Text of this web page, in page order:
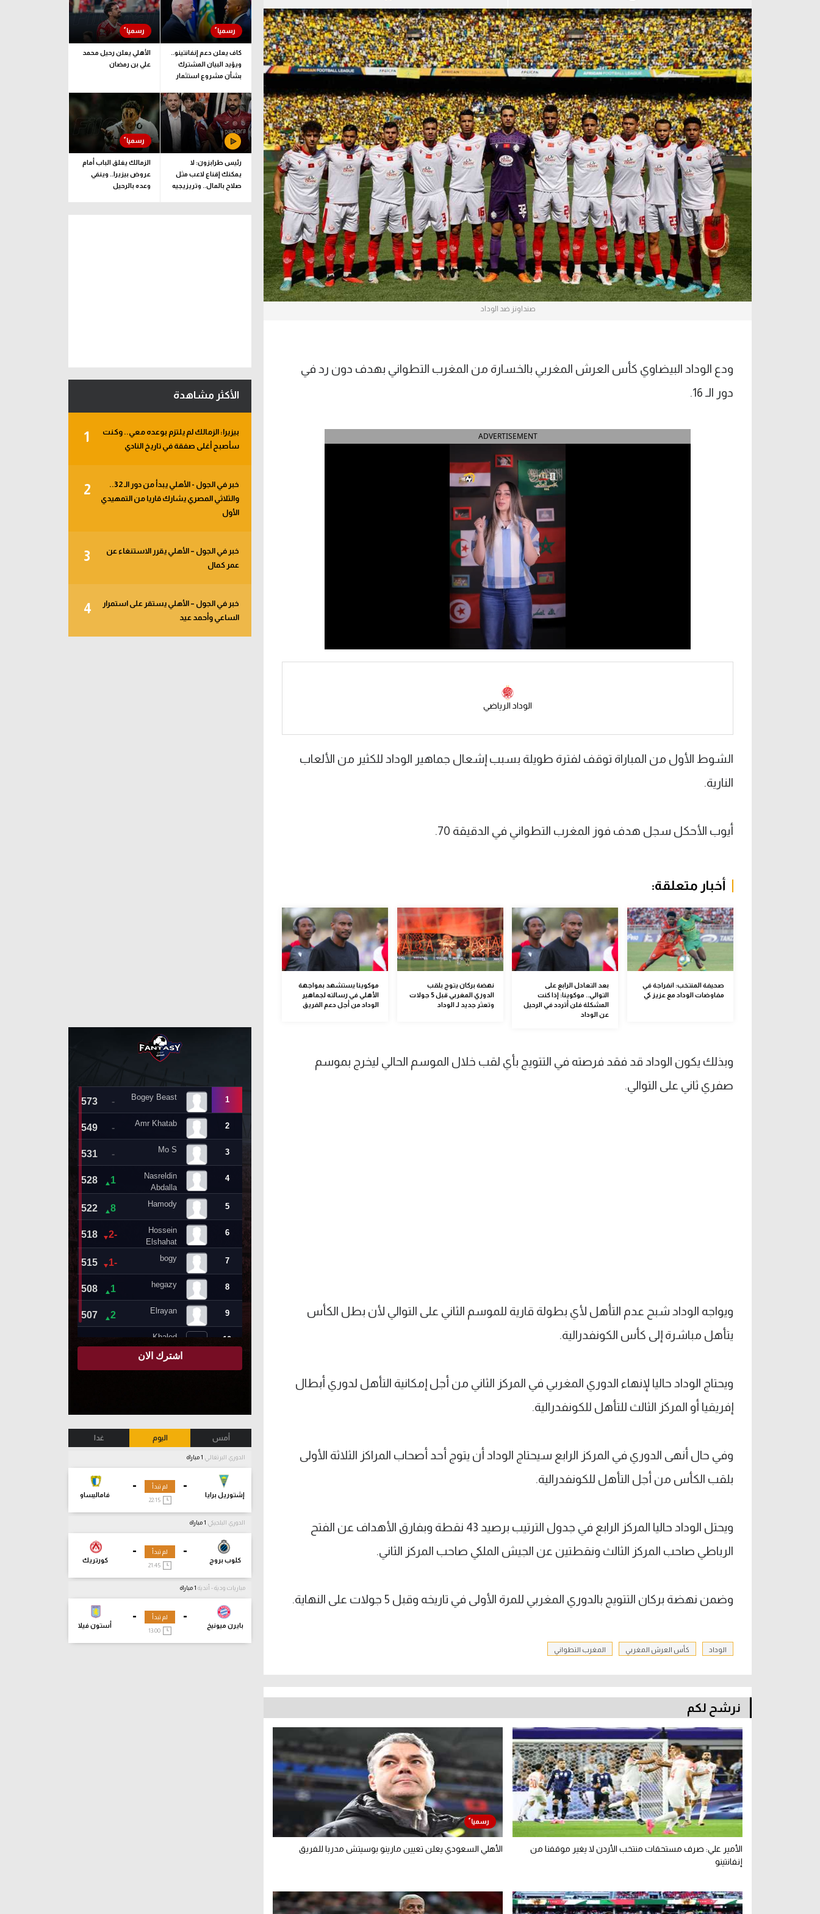
آراء حرة
ركن الألعاب
الدوري السعودي للمحترفين
دوري أبطال أوروبا
دوري أبطال إفريقيا
كل البطولات
دوري أبطال أوروبا
القسم الثاني
رياضات أخرى
آسيا
أمريكا
ركن الألعاب
صنداونز ضد الوداد
ودع الوداد البيضاوي كأس العرش المغربي بالخسارة من المغرب التطواني بهدف دون رد في
دور الـ 16.
ADVERTISEMENT
الوداد الرياضي
الشوط الأول من المباراة توقف لفترة طويلة بسبب إشعال جماهير الوداد للكثير من الألعاب
النارية.
أيوب الأحكل سجل هدف فوز المغرب التطواني في الدقيقة 70.
أخبار متعلقة:
صحيفة المنتخب: انفراجة في
مفاوضات الوداد مع عزيز كي
بعد التعادل الرابع على
التوالي.. موكوينا: إذا كنت
المشكلة فلن أتردد في الرحيل
عن الوداد
نهضة بركان يتوج بلقب
الدوري المغربي قبل 5 جولات
وتعثر جديد لـ الوداد
موكوينا يستشهد بمواجهة
الأهلي في رسالته لجماهير
الوداد من أجل دعم الفريق
وبذلك يكون الوداد قد فقد فرصته في التتويج بأي لقب خلال الموسم الحالي ليخرج بموسم
صفري ثاني على التوالي.
ويواجه الوداد شبح عدم التأهل لأي بطولة قارية للموسم الثاني على التوالي لأن بطل الكأس
يتأهل مباشرة إلى كأس الكونفدرالية.
ويحتاج الوداد حاليا لإنهاء الدوري المغربي في المركز الثاني من أجل إمكانية التأهل لدوري أبطال
إفريقيا أو المركز الثالث للتأهل للكونفدرالية.
وفي حال أنهى الدوري في المركز الرابع سيحتاج الوداد أن يتوج أحد أصحاب المراكز الثلاثة الأولى
بلقب الكأس من أجل التأهل للكونفدرالية.
ويحتل الوداد حاليا المركز الرابع في جدول الترتيب برصيد 43 نقطة وبفارق الأهداف عن الفتح
الرباطي صاحب المركز الثالث ونقطتين عن الجيش الملكي صاحب المركز الثاني.
وضمن نهضة بركان التتويج بالدوري المغربي للمرة الأولى في تاريخه وقبل 5 جولات على النهاية.
الوداد كأس العرش المغربي المغرب التطواني
نرشح لكم
الأمير علي: صرف مستحقات منتخب الأردن لا يغير موقفنا من
إنفانتينو
الأهلي السعودي يعلن تعيين مارينو بوسيتش مدربا للفريق
كاف يعلن دعم إنفانتينو..
ويؤيد البيان المشترك
بشأن مشروع استثمار
الأهلي يعلن رحيل محمد
علي بن رمضان
رئيس طرابزون: لا
يمكنك إقناع لاعب مثل
صلاح بالمال.. وتريزيجيه
الزمالك يغلق الباب أمام
عروض بيزيرا.. وينفي
وعده بالرحيل
الأكثر مشاهدة
1
بيزيرا: الزمالك لم يلتزم بوعده معي.. وكنت
سأصبح أغلى صفقة في تاريخ النادي
2
خبر في الجول - الأهلي يبدأ من دور الـ 32..
والثلاثي المصري يشارك قاريا من التمهيدي
الأول
3
خبر في الجول – الأهلي يقرر الاستنغاء عن
عمر كمال
4
خبر في الجول – الأهلي يستقر على استمرار
الساعي وأحمد عيد
أمس اليوم غدا
الدوري البرتغالي
-
إشتوريل برايا
-
فاماليساو
لم تبدأ
22:15
الدوري البلجيكي
-
كلوب بروج
-
كورتريك
لم تبدأ
مباريات ودية - أندية
-
بايرن ميونيخ
-
أستون فيلا
لم تبدأ